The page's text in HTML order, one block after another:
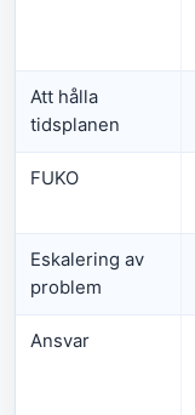
Att hålla
tidsplanen
FUKO
Eskalering av
problem
Ansvar